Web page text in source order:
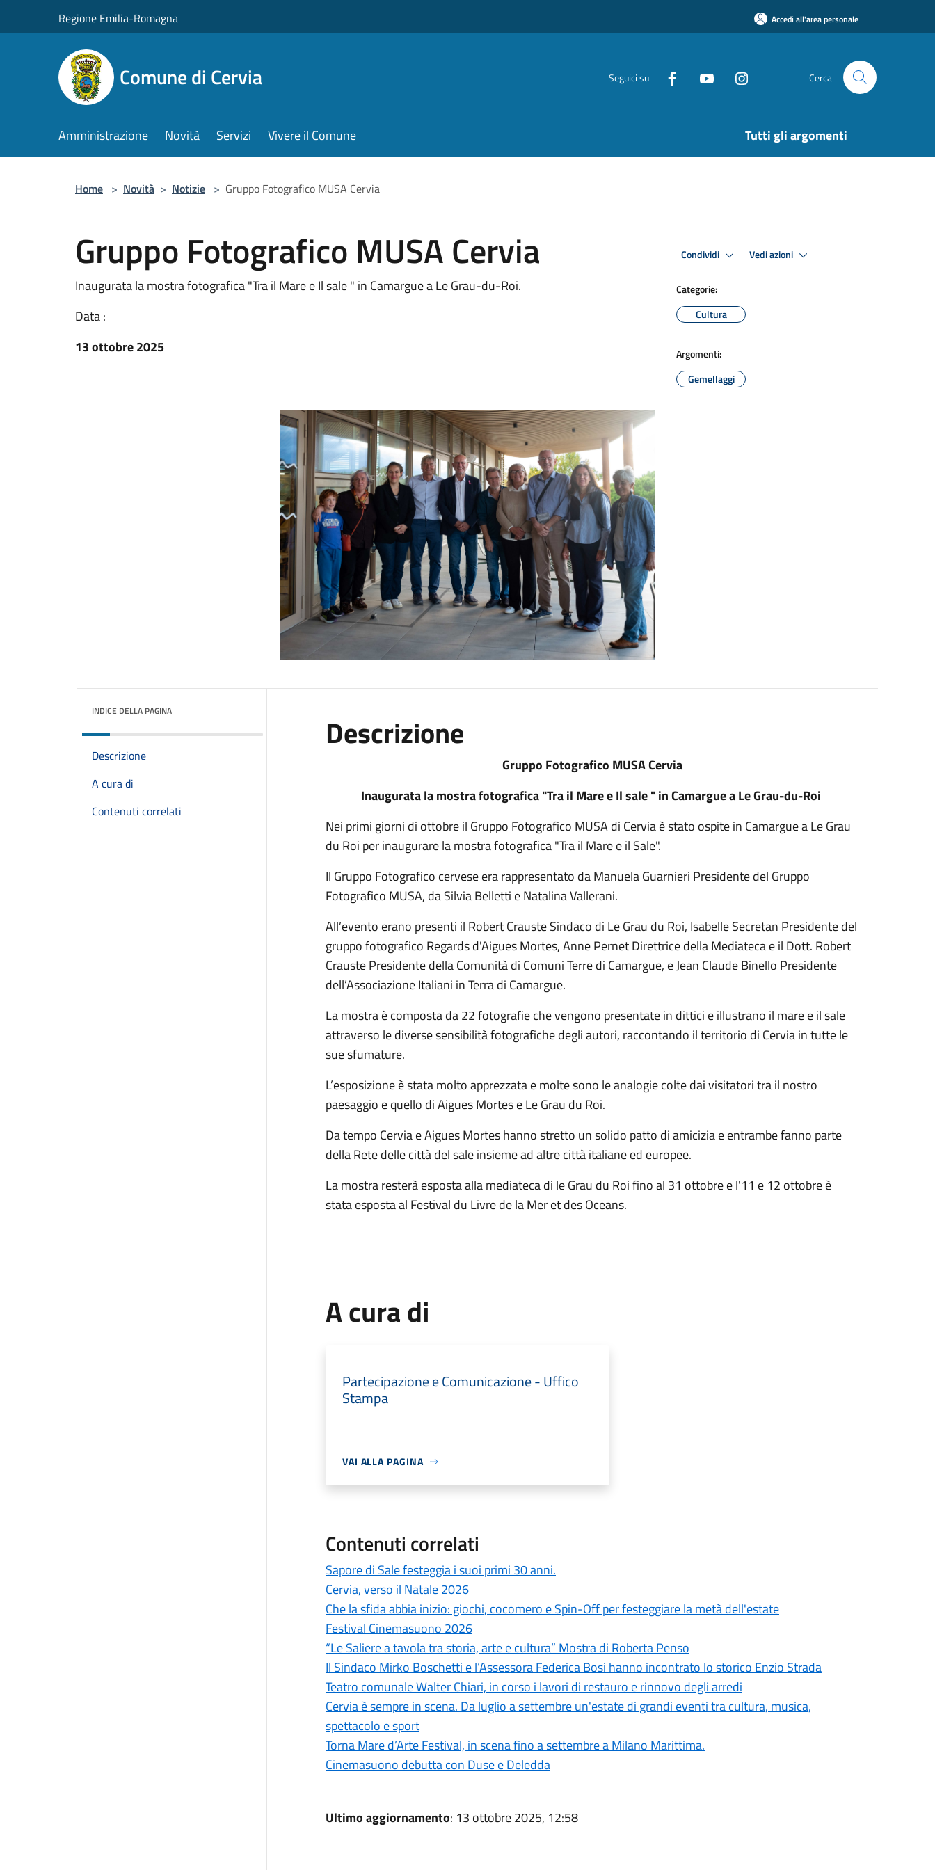
Regione Emilia-Romagna Accedi all'area personale
Comune di Cervia Seguici su Cerca
Amministrazione Novità Servizi Vivere il Comune Tutti gli argomenti
Home > Novità > Notizie > Gruppo Fotografico MUSA Cervia
Gruppo Fotografico MUSA Cervia
Inaugurata la mostra fotografica "Tra il Mare e Il sale " in Camargue a Le Grau-du-Roi.
Data :
13 ottobre 2025
Condividi Vedi azioni
Categorie:
Cultura
Argomenti:
Gemellaggi
INDICE DELLA PAGINA
Descrizione
A cura di
Contenuti correlati
Descrizione
Gruppo Fotografico MUSA Cervia
Inaugurata la mostra fotografica "Tra il Mare e Il sale " in Camargue a Le Grau-du-Roi
Nei primi giorni di ottobre il Gruppo Fotografico MUSA di Cervia è stato ospite in Camargue a Le Grau
du Roi per inaugurare la mostra fotografica "Tra il Mare e il Sale".
Il Gruppo Fotografico cervese era rappresentato da Manuela Guarnieri Presidente del Gruppo
Fotografico MUSA, da Silvia Belletti e Natalina Vallerani.
All’evento erano presenti il Robert Crauste Sindaco di Le Grau du Roi, Isabelle Secretan Presidente del
gruppo fotografico Regards d'Aigues Mortes, Anne Pernet Direttrice della Mediateca e il Dott. Robert
Crauste Presidente della Comunità di Comuni Terre di Camargue, e Jean Claude Binello Presidente
dell’Associazione Italiani in Terra di Camargue.
La mostra è composta da 22 fotografie che vengono presentate in dittici e illustrano il mare e il sale
attraverso le diverse sensibilità fotografiche degli autori, raccontando il territorio di Cervia in tutte le
sue sfumature.
L’esposizione è stata molto apprezzata e molte sono le analogie colte dai visitatori tra il nostro
paesaggio e quello di Aigues Mortes e Le Grau du Roi.
Da tempo Cervia e Aigues Mortes hanno stretto un solido patto di amicizia e entrambe fanno parte
della Rete delle città del sale insieme ad altre città italiane ed europee.
La mostra resterà esposta alla mediateca di le Grau du Roi fino al 31 ottobre e l'11 e 12 ottobre è
stata esposta al Festival du Livre de la Mer et des Oceans.
A cura di
Partecipazione e Comunicazione - Uffico
Stampa
VAI ALLA PAGINA
Contenuti correlati
Sapore di Sale festeggia i suoi primi 30 anni.
Cervia, verso il Natale 2026
Che la sfida abbia inizio: giochi, cocomero e Spin-Off per festeggiare la metà dell'estate
Festival Cinemasuono 2026
“Le Saliere a tavola tra storia, arte e cultura” Mostra di Roberta Penso
Il Sindaco Mirko Boschetti e l’Assessora Federica Bosi hanno incontrato lo storico Enzio Strada
Teatro comunale Walter Chiari, in corso i lavori di restauro e rinnovo degli arredi
Cervia è sempre in scena. Da luglio a settembre un'estate di grandi eventi tra cultura, musica,
spettacolo e sport
Torna Mare d’Arte Festival, in scena fino a settembre a Milano Marittima.
Cinemasuono debutta con Duse e Deledda
Ultimo aggiornamento: 13 ottobre 2025, 12:58